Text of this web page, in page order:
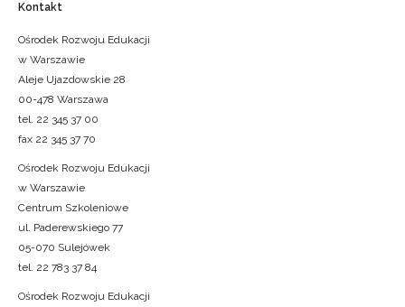
Kontakt
Ośrodek Rozwoju Edukacji
w Warszawie
Aleje Ujazdowskie 28
00-478 Warszawa
tel. 22 345 37 00
fax 22 345 37 70
Ośrodek Rozwoju Edukacji
w Warszawie
Centrum Szkoleniowe
ul. Paderewskiego 77
05-070 Sulejówek
tel. 22 783 37 84
Ośrodek Rozwoju Edukacji